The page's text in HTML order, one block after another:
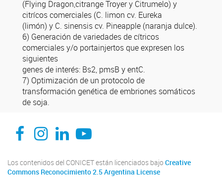
(Flying Dragon,citrange Troyer y Citrumelo) y
citrícos comerciales (C. limon cv. Eureka
(limón) y C. sinensis cv. Pineapple (naranja dulce).
6) Generación de variedades de cítricos
comerciales y/o portainjertos que expresen los
siguientes
genes de interés: Bs2, pmsB y entC.
7) Optimización de un protocolo de
transformación genética de embriones somáticos
de soja.
Facebook
Instagram
Linkedin
Youtube
Los contenidos del CONICET están licenciados bajo Creative
Commons Reconocimiento 2.5 Argentina License